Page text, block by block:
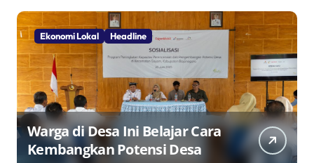
Ekonomi Lokal Headline
Warga di Desa Ini Belajar Cara
Kembangkan Potensi Desa